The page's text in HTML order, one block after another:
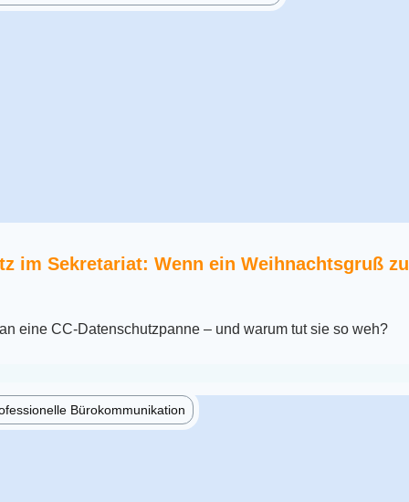
im Sekretariat: Wenn ein Weihnachtsgruß
eine CC-Datenschutzpanne – und warum tut sie so weh?
Bürokommunikation